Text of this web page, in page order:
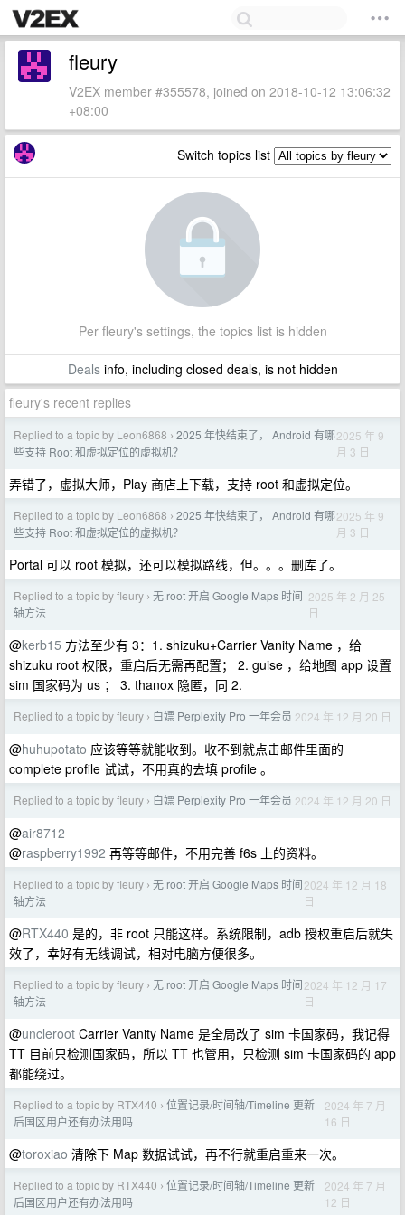
fleury
V2EX member #355578, joined on 2018-10-12 13:06:32
+08:00
Switch topics list
Per fleury's settings, the topics list is hidden
Dealsinfo, including closed deals, is not hidden
fleury's recent replies
Replied to a topic by Leon6868 › 2025 年快结束了， Android 有哪
些支持 Root 和虚拟定位的虚拟机？
2025 年 9
月 3 日
弄错了，虚拟大师，Play 商店上下载，支持 root 和虚拟定位。
Replied to a topic by Leon6868 › 2025 年快结束了， Android 有哪
些支持 Root 和虚拟定位的虚拟机？
2025 年 9
月 3 日
Portal 可以 root 模拟，还可以模拟路线，但。。。删库了。
Replied to a topic by fleury › 无 root 开启 Google Maps 时间
轴方法
2025 年 2 月 25
日
@kerb15 方法至少有 3：1. shizuku+Carrier Vanity Name ，给
shizuku root 权限，重启后无需再配置； 2. guise ，给地图 app 设置
sim 国家码为 us ； 3. thanox 隐匿，同 2.
Replied to a topic by fleury › 白嫖 Perplexity Pro 一年会员 2024 年 12 月 20 日
@huhupotato 应该等等就能收到。收不到就点击邮件里面的
complete profile 试试，不用真的去填 profile 。
Replied to a topic by fleury › 白嫖 Perplexity Pro 一年会员 2024 年 12 月 20 日
@air8712
@raspberry1992 再等等邮件，不用完善 f6s 上的资料。
Replied to a topic by fleury › 无 root 开启 Google Maps 时间
轴方法
2024 年 12 月 18
日
@RTX440 是的，非 root 只能这样。系统限制，adb 授权重启后就失
效了，幸好有无线调试，相对电脑方便很多。
Replied to a topic by fleury › 无 root 开启 Google Maps 时间
轴方法
2024 年 12 月 17
日
@uncleroot Carrier Vanity Name 是全局改了 sim 卡国家码，我记得
TT 目前只检测国家码，所以 TT 也管用，只检测 sim 卡国家码的 app
都能绕过。
Replied to a topic by RTX440 › 位置记录/时间轴/Timeline 更新
后国区用户还有办法用吗
2024 年 7 月
16 日
@toroxiao 清除下 Map 数据试试，再不行就重启重来一次。
Replied to a topic by RTX440 › 位置记录/时间轴/Timeline 更新
后国区用户还有办法用吗
2024 年 7 月
12 日